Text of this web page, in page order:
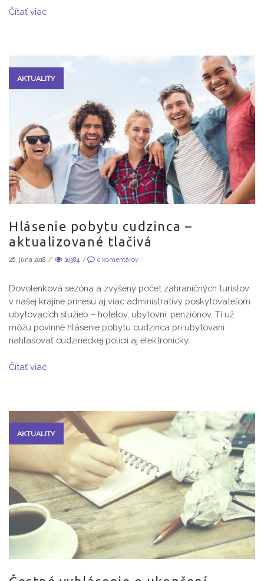
Čítať viac
AKTUALITY
Hlásenie pobytu cudzinca –
aktualizované tlačivá
26. júna 2018 / 10384 / 0 komentárov
Dovolenková sezóna a zvýšený počet zahraničných turistov
v našej krajine prinesú aj viac administratívy poskytovateľom
ubytovacích služieb – hotelov, ubytovní, penziónov. Tí už
môžu povinné hlásenie pobytu cudzinca pri ubytovaní
nahlasovať cudzineckej polícii aj elektronicky.
Čítať viac
AKTUALITY